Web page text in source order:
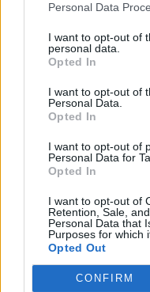
Personal Data
I want to opt-out of
personal data.
Opted In
I want to opt-out of
Personal Data.
Opted In
I want to opt-out of
Personal Data for
Opted In
I want to opt-out of
Retention, Sale,
Personal Data that
Purposes for which
Opted Out
CONFIRM
támasztják alá.
A bank szakértői arra
aktivitási index -21
index létezik) mind a
Mint ismert: az e héten
rosszabb, -30 pont
az is a recesszió
S&P500 részvényindex
KEDVES
A keresett cikk a
tartozik, melynek
regisztrációhoz kötött.